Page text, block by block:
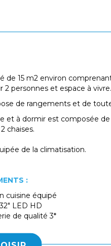
de 15 m2 environ
2 personnes et espace à vivre.
de rangements et de
et à dormir est composée
chaises.
de la climatisation.
:
cuisine équipé
LED HD
de qualité 3*